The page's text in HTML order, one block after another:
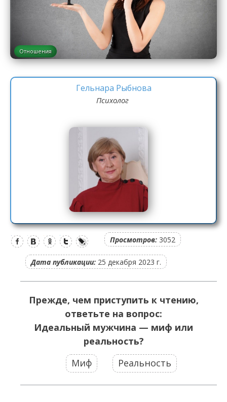
Отношения
Гельнара Рыбнова
Психолог
Просмотров: 3052
Дата публикации: 25 декабря 2023 г.
Прежде, чем приступить к чтению,
ответьте на вопрос:
Идеальный мужчина — миф или
реальность?
Миф
Реальность